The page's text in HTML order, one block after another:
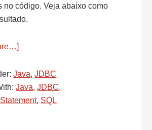
no código. Veja abaixo como
–
Named
Parameters
Java,JDBC
Java,JDBC,
, SQL